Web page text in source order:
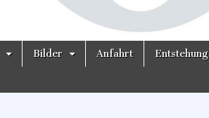
Bilder Anfahrt Entstehung